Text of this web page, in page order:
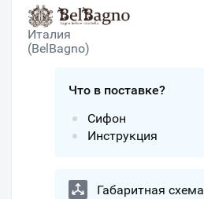
Италия
(BelBagno)
Что в поставке?
Сифон
Инструкция
Габаритная схема